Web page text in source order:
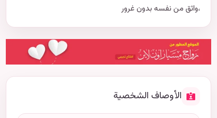
،واثق من نفسه بدون غرور
الأوصاف الشخصية